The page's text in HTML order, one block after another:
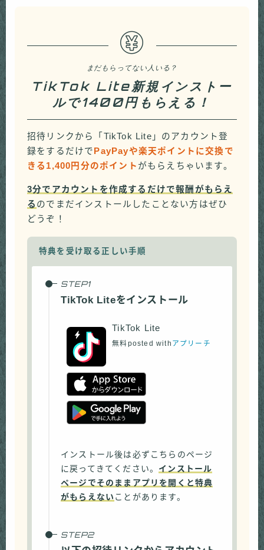
まだもらってない人いる？
TikTok Lite新規インストー
ルで1400円もらえる！
招待リンクから「TikTok Lite」のアカウント登
録をするだけで PayPayや楽天ポイントに交換で
きる1,400円分のポイント がもらえちゃいます。
3分でアカウントを作成するだけで報酬がもらえ
る のでまだインストールしたことない方はぜひ
どうぞ！
特典を受け取る正しい手順
TikTok Liteをインストール
TikTok Lite
無料posted with アプリーチ
インストール後は必ずこちらのページ
に戻ってきてください。 インストール
ページでそのままアプリを開くと特典
がもらえない ことがあります。